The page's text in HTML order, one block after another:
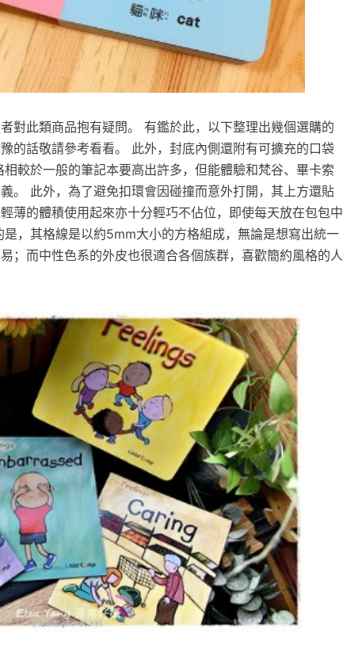
對此類商品抱有疑問。 有鑑於此，以下整理出幾個選購的
的話敬請參考看看。 此外，封底內側還附有可擴充的口袋
較於一般的筆記本要高出許多，但能體驗和梵谷、畢卡索
。 此外，為了避免扣環會因碰撞而意外打開，其上方還貼
薄的體積使用起來亦十分輕巧不佔位，即使每天放在包包中
，其格線是以約5mm大小的方格組成，無論是想寫出統一
；而中性色系的外皮也很適合各個族群，喜歡簡約風格的人